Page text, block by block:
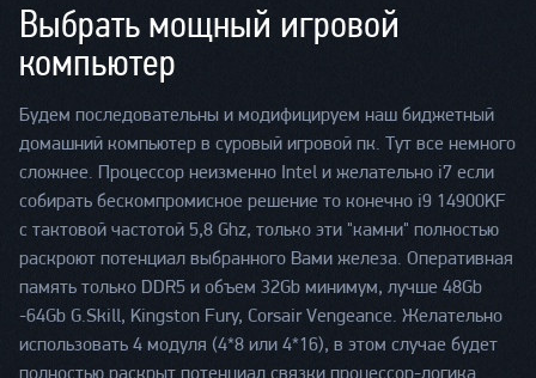
Выбрать мощный игровой
компьютер
Будем последовательны и модифицируем наш биджетный
домашний компьютер в суровый игровой пк. Тут все немного
сложнее. Процессор неизменно Intel и желательно i7 если
собирать бескомпромисное решение то конечно i9 14900KF
с тактовой частотой 5,8 Ghz, только эти "камни" полностью
раскроют потенциал выбранного Вами железа. Оперативная
память только DDR5 и объем 32Gb минимум, лучше 48Gb
-64Gb G.Skill, Kingston Fury, Corsair Vengeance. Желательно
использовать 4 модуля (4*8 или 4*16), в этом случае будет